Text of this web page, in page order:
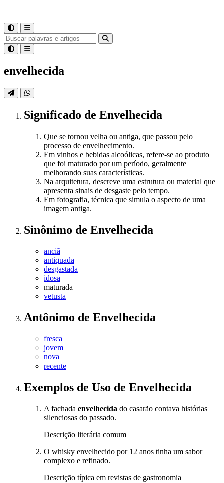
envelhecida
Significado de Envelhecida
Que se tornou velha ou antiga, que passou pelo
processo de envelhecimento.
Em vinhos e bebidas alcoólicas, refere-se ao produto
que foi maturado por um período, geralmente
melhorando suas características.
Na arquitetura, descreve uma estrutura ou material que
apresenta sinais de desgaste pelo tempo.
Em fotografia, técnica que simula o aspecto de uma
imagem antiga.
Sinônimo de Envelhecida
anciã
antiquada
desgastada
idosa
maturada
vetusta
Antônimo de Envelhecida
fresca
jovem
nova
recente
Exemplos de Uso de Envelhecida
A fachada envelhecida do casarão contava histórias
silenciosas do passado.
Descrição literária comum
O whisky envelhecido por 12 anos tinha um sabor
complexo e refinado.
Descrição típica em revistas de gastronomia